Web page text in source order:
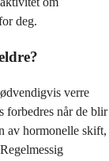
deg.
verre
forbedres når de blir
av hormonelle skift,